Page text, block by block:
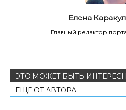
Елена
Главный редактор
ЭТО МОЖЕТ БЫТЬ
ЕЩЕ ОТ АВТОРА